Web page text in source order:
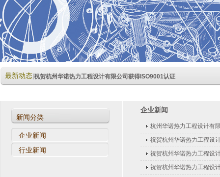
最新动态 祝贺杭州华诺热力工程设计有限公司获得ISO9001认证
D1、D2类压力容器设计评审会议
新闻分类
企业新闻
行业新闻
企业新闻
杭州华诺热力工程设计有
祝贺杭州华诺热力工程设
祝贺杭州华诺热力工程设
祝贺杭州华诺热力工程设